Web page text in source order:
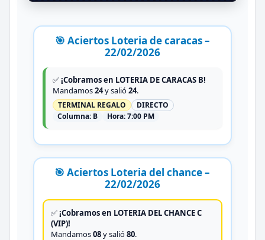
🎯 Aciertos Loteria de caracas –
22/02/2026
✅¡Cobramos en LOTERIA DE CARACAS B!
Mandamos24y salió24.
TERMINAL REGALO
DIRECTO
Columna: B Hora:7:00 PM
🎯 Aciertos Loteria del chance –
22/02/2026
✅¡Cobramos en LOTERIA DEL CHANCE C
(VIP)!
Mandamos08y salió80.